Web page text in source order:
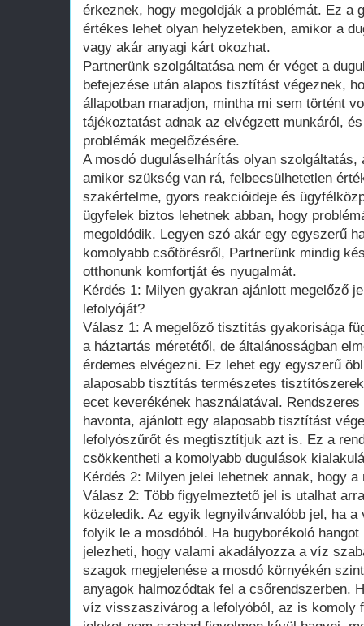
érkeznek, hogy megoldják a problémát. Ez a
értékes lehet olyan helyzetekben, amikor a
vagy akár anyagi kárt okozhat.
Partnerünk szolgáltatása nem ér véget a
befejezése után alapos tisztítást végeznek,
állapotban maradjon, mintha mi sem történt
tájékoztatást adnak az elvégzett munkáról,
problémák megelőzésére.
A mosdó duguláselhárítás olyan
amikor szükség van rá, felbecsülhetetlen
szakértelme, gyors reakcióideje és
ügyfelek biztos lehetnek abban, hogy
megoldódik. Legyen szó akár egy egyszerű
komolyabb csőtörésről, Partnerünk mindig
otthonunk komfortját és nyugalmát.
Kérdés 1: Milyen gyakran ajánlott megelőző
lefolyóját?
Válasz 1: A megelőző tisztítás gyakorisága
a háztartás méretétől, de általánosságban
érdemes elvégezni. Ez lehet egy egyszerű
alaposabb tisztítás természetes
ecet keverékének használatával.
havonta, ajánlott egy alaposabb tisztítást
lefolyószűrőt és megtisztítjuk azt is. Ez a
csökkentheti a komolyabb dugulások
Kérdés 2: Milyen jelei lehetnek annak, hogy
Válasz 2: Több figyelmeztető jel is utalhat
közeledik. Az egyik legnyilvánvalóbb jel, ha
folyik le a mosdóból. Ha bugyborékoló
jelezheti, hogy valami akadályozza a víz
szagok megjelenése a mosdó környékén
anyagok halmozódtak fel a csőrendszerben.
víz visszaszivárog a lefolyóból, az is komoly